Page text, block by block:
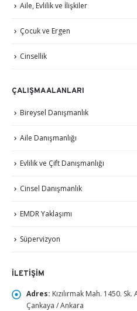
Aile, Evlilik ve İlişkiler
Çocuk ve Ergen
Cinsellik
ÇALIŞMA ALANLARI
Bireysel Danışmanlık
Aile Danışmanlığı
Evlilik ve Çift Danışmanlığı
Cinsel Danışmanlık
EMDR Yaklaşımı
Süpervizyon
İLETIŞIM
Adres: Kızılırmak Mah. 1450.
Çankaya / Ankara